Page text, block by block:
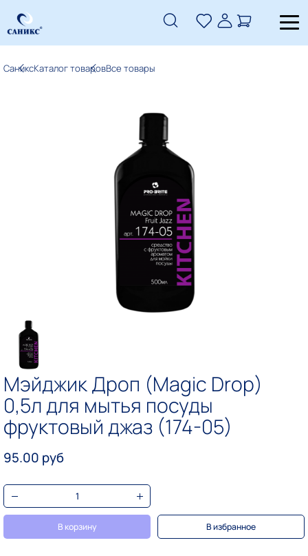
СаниксКаталог товаровВсе товары
Мэйджик Дроп (Magic Drop)
0,5л для мытья посуды
фруктовый джаз (174-05)
95.00 руб
В корзину В избранное